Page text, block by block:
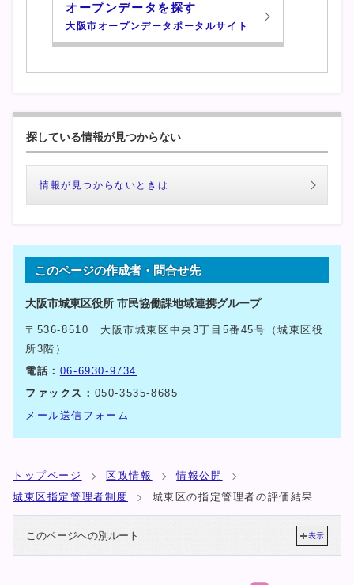
オープンデータを探す
大阪市オープンデータポータルサイト
探している情報が見つからない
情報が見つからないときは
このページの作成者・問合せ先
大阪市城東区役所 市民協働課地域連携グループ
〒536-8510 大阪市城東区中央3丁目5番45号（城東区役
所3階）
電話： 06-6930-9734
ファックス： 050-3535-8685
メール送信フォーム
トップページ 区政情報
情報公開
城東区指定管理者制度
城東区の指定管理者の評価結果
このページへの別ルート 表示